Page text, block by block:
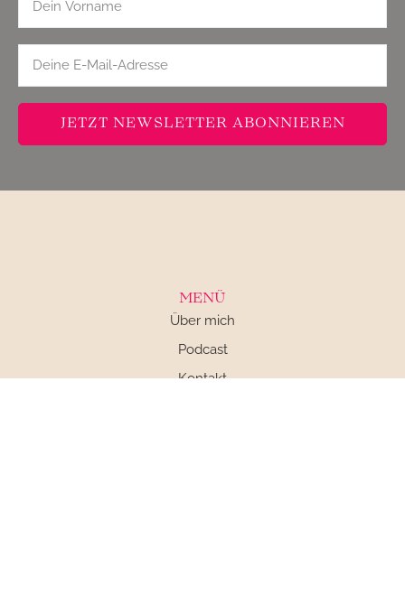
JETZT NEWSLETTER ABONNIEREN
MENÜ
Über mich
Podcast
Kontakt